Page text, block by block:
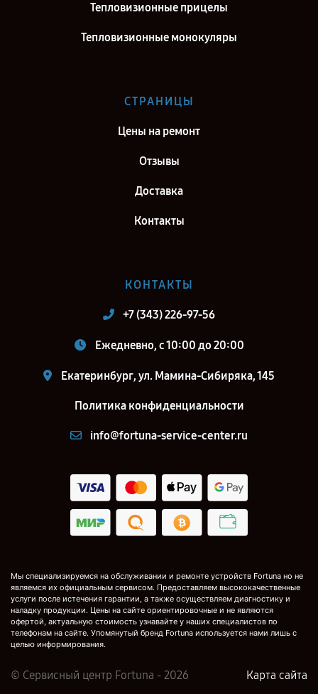
Ремонт тепловизионного бинокуляра Fortuna General 19S3 в г.
Саратов
Ремонт тепловизионного бинокуляра Fortuna General 19S3 в г.
Ремонт тепловизионного бинокуляра Fortuna General 19S3 в г.
Санкт-Петербург
Тепловизионные прицелы
Тепловизионные монокуляры
СТРАНИЦЫ
Цены на ремонт
Отзывы
Доставка
Контакты
КОНТАКТЫ
+7 (343) 226-97-56
Ежедневно, с 10:00 до 20:00
Екатеринбург, ул. Мамина-Сибиряка, 145
Политика конфиденциальности
info@fortuna-service-center.ru
Мы специализируемся на обслуживании и ремонте устройств Fortuna но не
являемся их официальным сервисом. Предоставляем высококачественные
услуги после истечения гарантии, а также осуществляем диагностику и
наладку продукции. Цены на сайте ориентировочные и не являются
офертой, актуальную стоимость узнавайте у наших специалистов по
телефонам на сайте. Упомянутый бренд Fortuna используется нами лишь с
целью информирования.
© Сервисный центр Fortuna - 2026 Карта сайта